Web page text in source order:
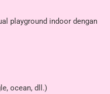
playground indoor dengan
ocean, dll.)